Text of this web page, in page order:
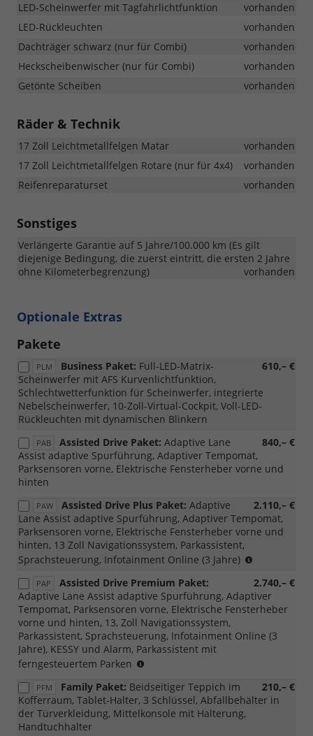
LED-Scheinwerfer mit Tagfahrlichtfunktion
vorhanden
LED-Rückleuchten
vorhanden
Dachträger schwarz (nur für Combi)
vorhanden
Heckscheibenwischer (nur für Combi)
vorhanden
Getönte Scheiben
vorhanden
Räder & Technik
17 Zoll Leichtmetallfelgen Matar
vorhanden
17 Zoll Leichtmetallfelgen Rotare (nur für 4x4)
vorhanden
Reifenreparaturset
vorhanden
Sonstiges
Verlängerte Garantie auf 5 Jahre/100.000 km (Es gilt
diejenige Bedingung, die zuerst eintritt, die ersten 2 Jahre
ohne Kilometerbegrenzung)
vorhanden
Optionale Extras
Pakete
PLM 610,– €
Business Paket: Full-LED-Matrix-
Scheinwerfer mit AFS Kurvenlichtfunktion,
Schlechtwetterfunktion für Scheinwerfer, integrierte
Nebelscheinwerfer, 10-Zoll-Virtual-Cockpit, Voll-LED-
Rückleuchten mit dynamischen Blinkern
PAB 840,– €
Assisted Drive Paket: Adaptive Lane
Assist adaptive Spurführung, Adaptiver Tempomat,
Parksensoren vorne, Elektrische Fensterheber vorne und
hinten
PAW 2.110,– €
Assisted Drive Plus Paket: Adaptive
Lane Assist adaptive Spurführung, Adaptiver Tempomat,
Parksensoren vorne, Elektrische Fensterheber vorne und
hinten, 13 Zoll Navigationssystem, Parkassistent,
Sprachsteuerung, Infotainment Online (3 Jahre)
Loft
PAP 2.740,– €
Assisted Drive Premium Paket:
Adaptive Lane Assist adaptive Spurführung, Adaptiver
Tempomat, Parksensoren vorne, Elektrische Fensterheber
vorne und hinten, 13, Zoll Navigationssystem,
Parkassistent, Sprachsteuerung, Infotainment Online (3
Jahre), KESSY und Alarm, Parkassistent mit
ferngesteuertem Parken
Loft
kombinierbar,
nur
PFM 210,– €
Family Paket: Beidseitiger Teppich im
Kofferraum, Tablet-Halter, 3 Schlüssel, Abfallbehälter in
der Türverkleidung, Mittelkonsole mit Halterung,
Handtuchhalter